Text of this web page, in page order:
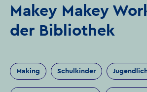
Makey Makey
der Bibliothek
Making Schulkinder